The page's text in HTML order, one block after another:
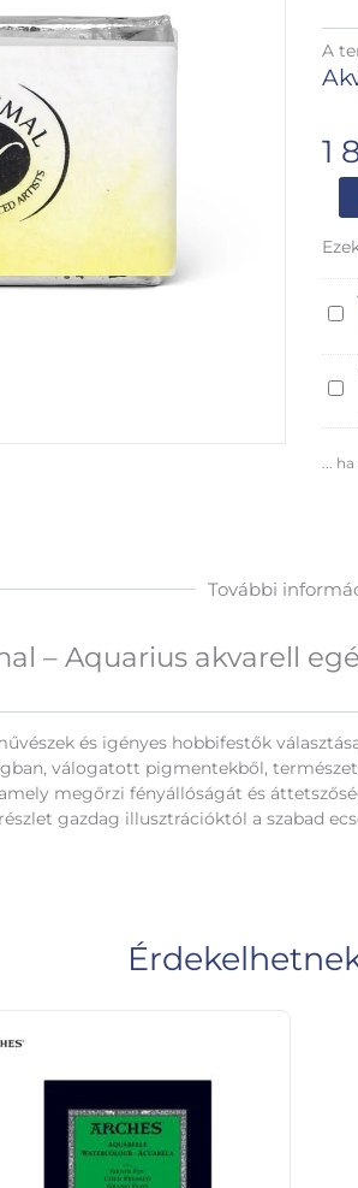
A
1
-
egész
CP
12
...
További
– Aquarius akvarell
és igényes hobbifestők
válogatott pigmentekből,
megőrzi fényállóságát és
gazdag illusztrációktól a szabad